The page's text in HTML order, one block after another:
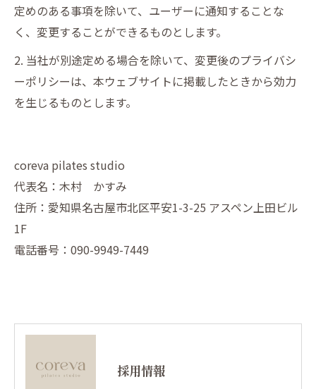
定めのある事項を除いて、ユーザーに通知することな
く、変更することができるものとします。
2. 当社が別途定める場合を除いて、変更後のプライバシ
ーポリシーは、本ウェブサイトに掲載したときから効力
を生じるものとします。
coreva pilates studio
代表名：木村 かすみ
住所：愛知県名古屋市北区平安1-3-25 アスペン上田ビル
1F
電話番号：090-9949-7449
採用情報